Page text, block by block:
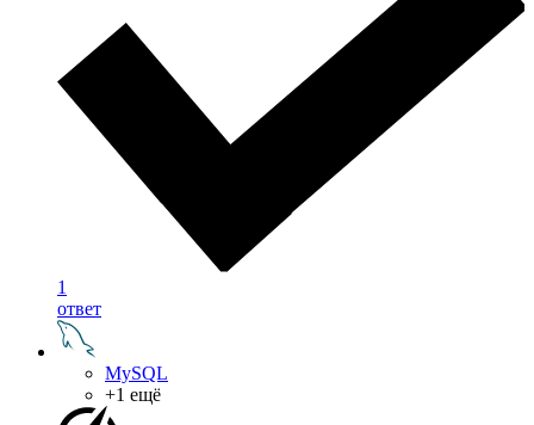
1
ответ
MySQL
+1 ещё